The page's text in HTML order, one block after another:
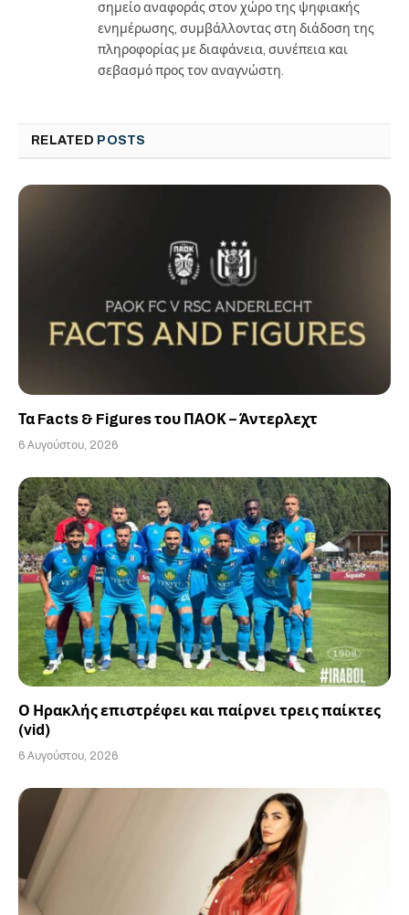
σημείο αναφοράς στον χώρο της ψηφιακής
ενημέρωσης, συμβάλλοντας στη διάδοση της
πληροφορίας με διαφάνεια, συνέπεια και
σεβασμό προς τον αναγνώστη.
RELATED POSTS
Τα Facts & Figures του ΠΑΟΚ – Άντερλεχτ
6 Αυγούστου, 2026
Ο Ηρακλής επιστρέφει και παίρνει τρεις παίκτες
(vid)
6 Αυγούστου, 2026